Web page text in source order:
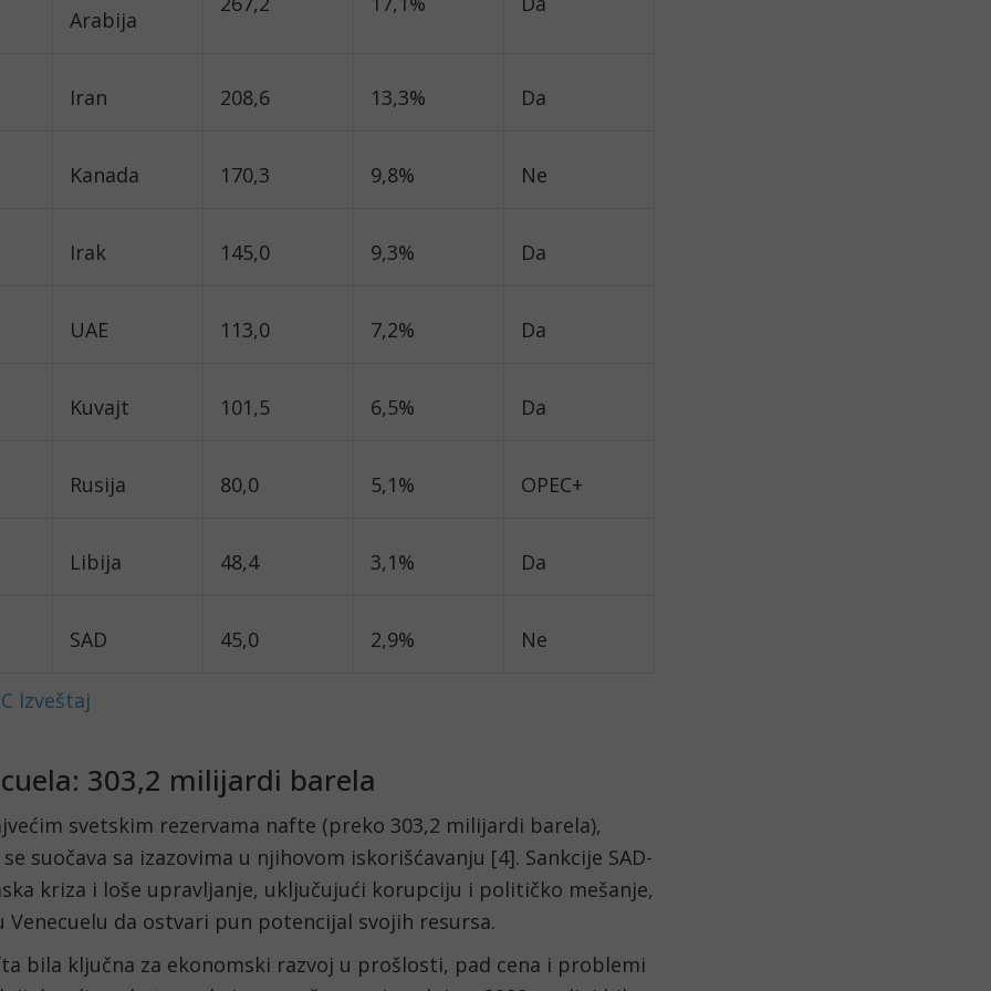
Arabija
Iran 208,6 13,3% Da
Kanada 170,3 9,8% Ne
Irak 145,0 9,3% Da
UAE 113,0 7,2% Da
Kuvajt 101,5 6,5% Da
Rusija 80,0 5,1% OPEC+
Libija 48,4 3,1% Da
SAD 45,0 2,9% Ne
Izveštaj
303,2 milijardi barela
svetskim rezervama nafte (preko 303,2 milijardi barela),
suočava sa izazovima u njihovom iskorišćavanju [4]. Sankcije SAD-
kriza i loše upravljanje, uključujući korupciju i političko mešanje,
Venecuelu da ostvari pun potencijal svojih resursa.
bila ključna za ekonomski razvoj u prošlosti, pad cena i problemi